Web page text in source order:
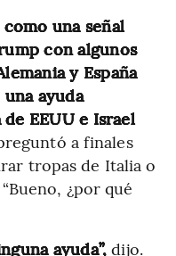
una señal
con algunos
y España
ayuda
EEUU e Israel
a finales
tropas de Italia o
¿por qué
ayuda”, dijo.